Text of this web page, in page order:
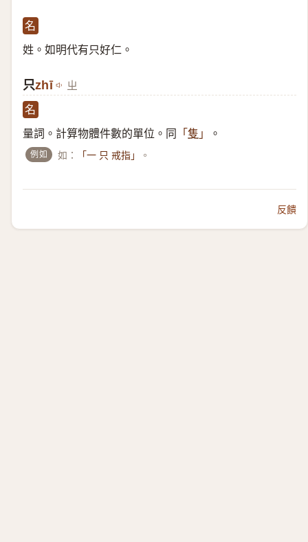
名
姓。如明代有只好仁。
只zhī ㄓ
名
量詞。計算物體件數的單位。同 「 隻 」 。
例如 如： 「一 只 戒指」 。
反饋